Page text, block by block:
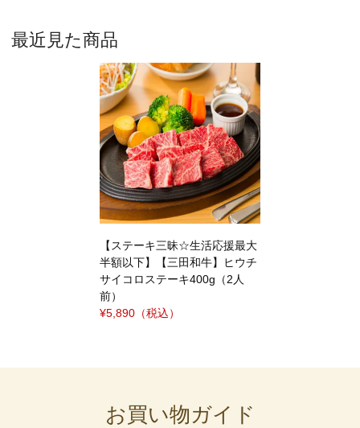
最近見た商品
【ステーキ三昧☆生活応援最大
半額以下】【三田和牛】ヒウチ
サイコロステーキ400g（2人
前）
¥5,890 （税込）
お買い物ガイド